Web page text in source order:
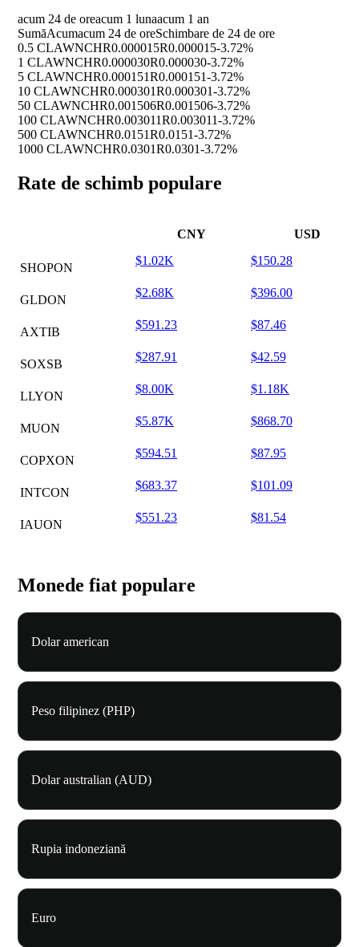
acum 24 de oreacum 1 lunaacum 1 an
SumăAcumacum 24 de oreSchimbare de 24 de ore
0.5 CLAWNCHR0.000015R0.000015-3.72%
1 CLAWNCHR0.000030R0.000030-3.72%
5 CLAWNCHR0.000151R0.000151-3.72%
10 CLAWNCHR0.000301R0.000301-3.72%
50 CLAWNCHR0.001506R0.001506-3.72%
100 CLAWNCHR0.003011R0.003011-3.72%
500 CLAWNCHR0.0151R0.0151-3.72%
1000 CLAWNCHR0.0301R0.0301-3.72%
Rate de schimb populare
CNY USD
SHOPON
$1.02K $150.28
GLDON
$2.68K $396.00
AXTIB
$591.23 $87.46
SOXSB
$287.91 $42.59
LLYON
$8.00K $1.18K
MUON
$5.87K $868.70
COPXON
$594.51 $87.95
INTCON
$683.37 $101.09
IAUON
$551.23 $81.54
Monede fiat populare
Dolar american
Peso filipinez (PHP)
Dolar australian (AUD)
Rupia indoneziană
Euro